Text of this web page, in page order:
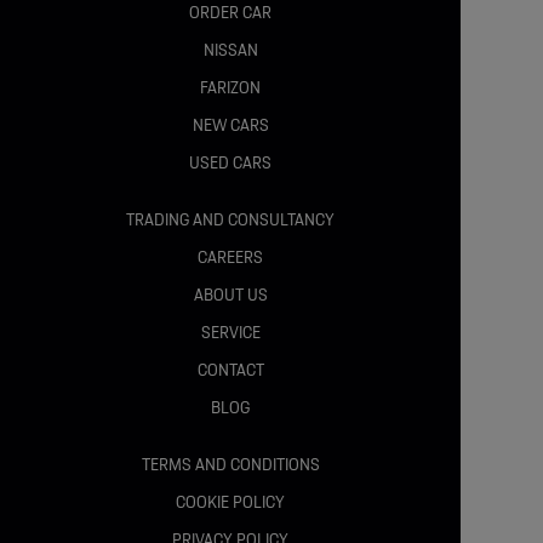
Frână de parcare electronică
Spațiu de depozitare sub podeaua portbagajului
Cruise Control Adaptiv la orice viteză
ORDER CAR
NISSAN
FARIZON
NEW CARS
USED CARS
TRADING AND CONSULTANCY
CAREERS
ABOUT US
SERVICE
CONTACT
BLOG
TERMS AND CONDITIONS
COOKIE POLICY